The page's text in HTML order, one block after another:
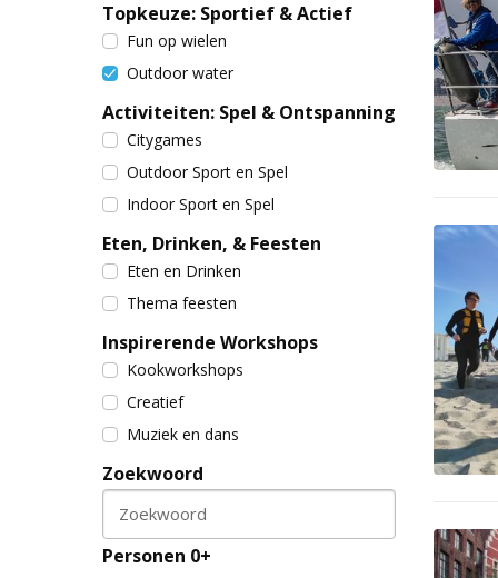
Topkeuze: Sportief & Actief
Fun op wielen
Outdoor water
Activiteiten: Spel & Ontspanning
Citygames
Outdoor Sport en Spel
Indoor Sport en Spel
Eten, Drinken, & Feesten
Eten en Drinken
Thema feesten
Inspirerende Workshops
Kookworkshops
Creatief
Muziek en dans
Zoekwoord
Zoekwoord
Personen 0+